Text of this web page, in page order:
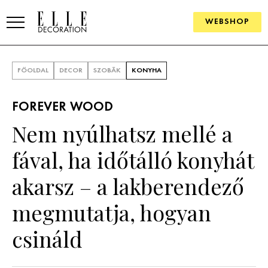
WEBSHOP
SZOBÁK
Konyha
Fürdőszoba
Nappali
Hálószoba
ÖTLETEK
Szállodák és vendégházak
FŐOLDAL DECOR SZOBÁK KONYHA
FOREVER WOOD
Nem nyúlhatsz mellé a
fával, ha időtálló konyhát
akarsz – a lakberendező
megmutatja, hogyan
csináld